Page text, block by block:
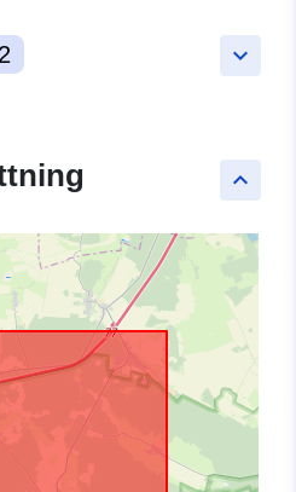
keyboard_arrow_down
2
keyboard_arrow_up